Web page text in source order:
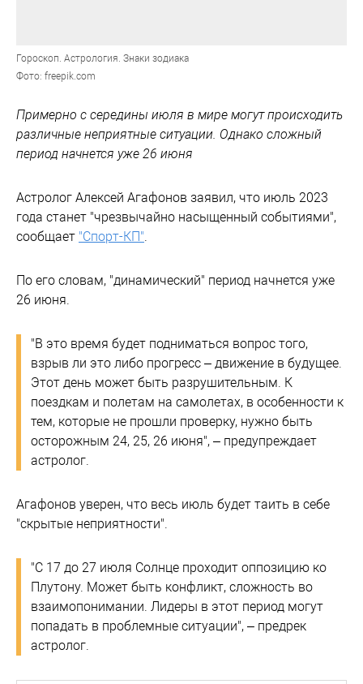
Гороскоп. Астрология. Знаки зодиака
Фото: freepik.com
Примерно с середины июля в мире могут происходить
различные неприятные ситуации. Однако сложный
период начнется уже 26 июня
Астролог Алексей Агафонов заявил, что июль 2023
года станет "чрезвычайно насыщенный событиями",
сообщает "Спорт-КП"
По его словам, "динамический" период начнется уже
26 июня.
"В это время будет подниматься вопрос того,
взрыв ли это либо прогресс – движение в будущее.
Этот день может быть разрушительным. К
поездкам и полетам на самолетах, в особенности к
тем, которые не прошли проверку, нужно быть
осторожным 24, 25, 26 июня", – предупреждает
астролог.
Агафонов уверен, что весь июль будет таить в себе
"скрытые неприятности".
"С 17 до 27 июля Солнце проходит оппозицию ко
Плутону. Может быть конфликт, сложность во
взаимопонимании. Лидеры в этот период могут
попадать в проблемные ситуации", – предрек
астролог.